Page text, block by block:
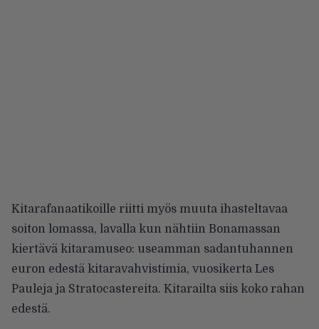
Kitarafanaatikoille riitti myös muuta ihasteltavaa
soiton lomassa, lavalla kun nähtiin Bonamassan
kiertävä kitaramuseo: useamman sadantuhannen
euron edestä kitaravahvistimia, vuosikerta Les
Pauleja ja Stratocastereita. Kitarailta siis koko rahan
edestä.